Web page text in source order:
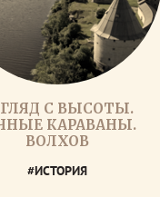
С ВЫСОТЫ.
КАРАВАНЫ.
ВОЛХОВ
#ИСТОРИЯ